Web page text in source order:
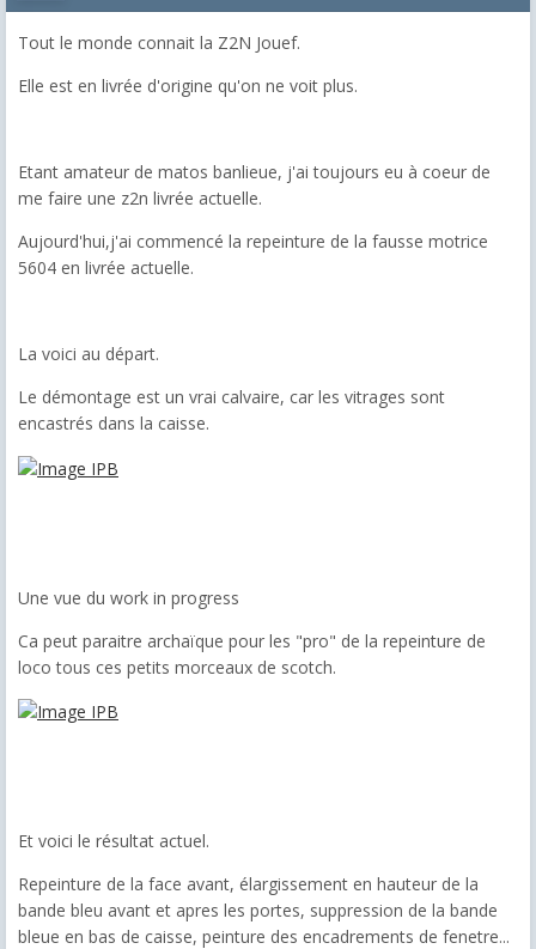
Tout le monde connait la Z2N Jouef.
Elle est en livrée d'origine qu'on ne voit plus.
Etant amateur de matos banlieue, j'ai toujours eu à coeur de
me faire une z2n livrée actuelle.
Aujourd'hui,j'ai commencé la repeinture de la fausse motrice
5604 en livrée actuelle.
La voici au départ.
Le démontage est un vrai calvaire, car les vitrages sont
encastrés dans la caisse.
Une vue du work in progress
Ca peut paraitre archaïque pour les "pro" de la repeinture de
loco tous ces petits morceaux de scotch.
Et voici le résultat actuel.
Repeinture de la face avant, élargissement en hauteur de la
bande bleu avant et apres les portes, suppression de la bande
bleue en bas de caisse, peinture des encadrements de fenetre...